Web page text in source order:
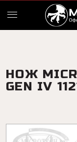
НОЖ
GEN IV